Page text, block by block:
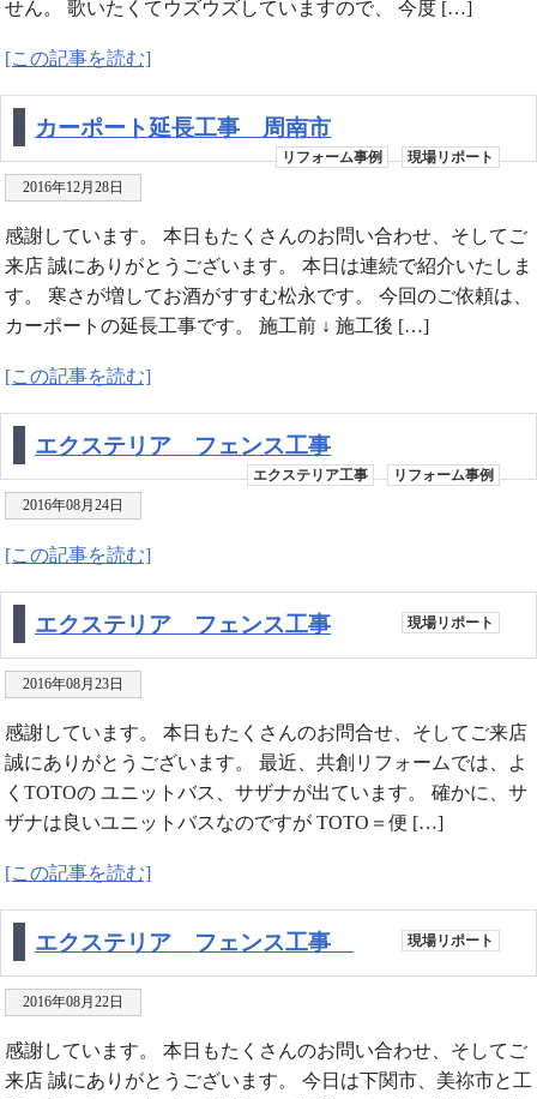
せん。 歌いたくてウズウズしていますので、 今度 […]
[この記事を読む]
カーポート延長工事 周南市
リフォーム事例 現場リポート
2016年12月28日
感謝しています。 本日もたくさんのお問い合わせ、そしてご
来店 誠にありがとうございます。 本日は連続で紹介いたしま
す。 寒さが増してお酒がすすむ松永です。 今回のご依頼は、
カーポートの延長工事です。 施工前 ↓ 施工後 […]
[この記事を読む]
エクステリア フェンス工事
エクステリア工事 リフォーム事例
2016年08月24日
[この記事を読む]
エクステリア フェンス工事 現場リポート
2016年08月23日
感謝しています。 本日もたくさんのお問合せ、そしてご来店
誠にありがとうございます。 最近、共創リフォームでは、よ
くTOTOの ユニットバス、サザナが出ています。 確かに、サ
ザナは良いユニットバスなのですが TOTO＝便 […]
[この記事を読む]
エクステリア フェンス工事 現場リポート
2016年08月22日
感謝しています。 本日もたくさんのお問い合わせ、そしてご
来店 誠にありがとうございます。 今日は下関市、美祢市と工